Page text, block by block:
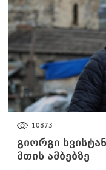
10873
გიორგი
მთის ამბებზე